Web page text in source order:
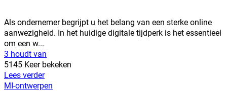
Als ondernemer begrijpt u het belang van een sterke online
aanwezigheid. In het huidige digitale tijdperk is het essentieel
om een w...
3 houdt van
5145 Keer bekeken
Lees verder
MI-ontwerpen